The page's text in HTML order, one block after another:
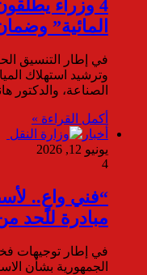
4 وزراء
المائية”
في إطار التنسيق
وترشيد استهلاك
الصناعة، والدكتور
أكمل القراءة »
أخبار
يونيو 12, 2026
4
“فني واعٍ..
مبادرة للحد
في إطار توجيهات
الجمهورية بشأن